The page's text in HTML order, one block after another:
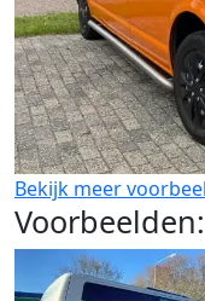
Bekijk meer